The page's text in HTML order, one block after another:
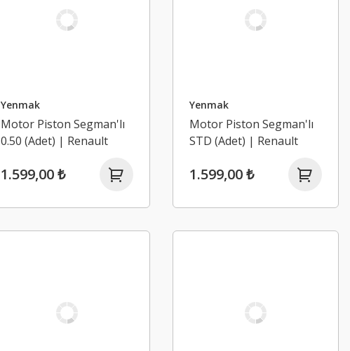
Yenmak
Motor Piston Segman'lı
0.50 (Adet) | Renault
2, Modus 1.4 16V
1.599,00 ₺
Yenmak
Motor Piston Segman'lı
STD (Adet) | Renault
2, Modus 1.4 16V
1.599,00 ₺